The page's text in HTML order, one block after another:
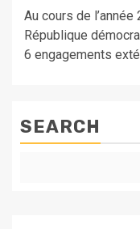
Au cours de
République
6 engagements
SEARCH